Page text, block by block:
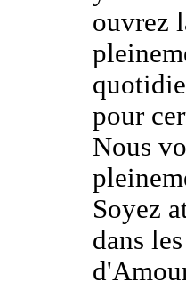
ouvrez
pour
Nous
Soyez
dans